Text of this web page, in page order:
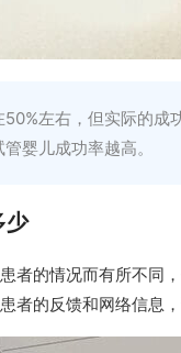
左右，但实际的成
婴儿成功率越高。
少
者的情况而有所不同
者的反馈和网络信息